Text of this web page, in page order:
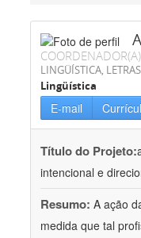
COORDENADOR(A)
LINGÜÍSTICA,
Lingüística
E-mail
Título do Projeto:
intencional e
Resumo: A ação
medida que tal